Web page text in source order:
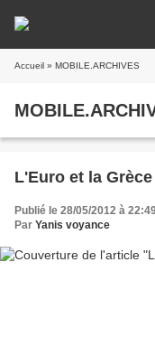
Accueil » MOBILE.ARCHIVES
L'Euro et la
Publié le 28/05/2012 à
Par Yanis voyance